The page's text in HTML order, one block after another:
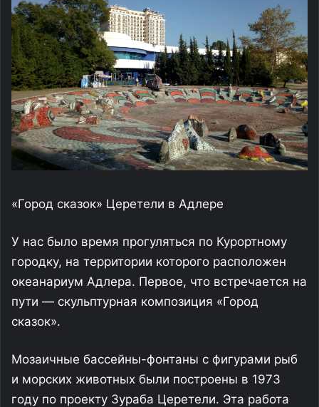
«Город сказок» Церетели в Адлере
У нас было время прогуляться по Курортному
городку, на территории которого расположен
океанариум Адлера. Первое, что встречается на
пути — скульптурная композиция «Город
сказок».
Мозаичные бассейны-фонтаны с фигурами рыб
и морских животных были построены в 1973
году по проекту Зураба Церетели. Эта работа